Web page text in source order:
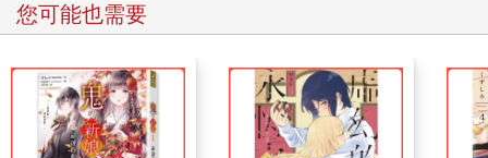
您可能也需要